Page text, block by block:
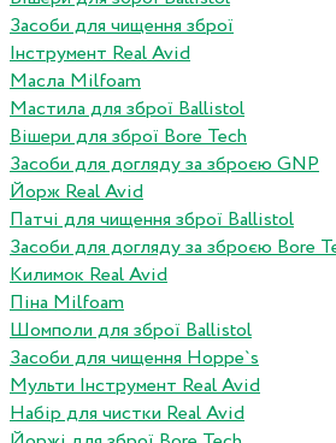
Засоби для чищення зброї
Інструмент Real Avid
Масла Milfoam
Мастила для зброї Ballistol
Вішери для зброї Bore Tech
Засоби для догляду за зброєю GNP
Йорж Real Avid
Патчі для чищення зброї Ballistol
Засоби для догляду за зброєю Bore
Килимок Real Avid
Піна Milfoam
Шомполи для зброї Ballistol
Засоби для чищення Hoppe`s
Мульти Інструмент Real Avid
Набір для чистки Real Avid